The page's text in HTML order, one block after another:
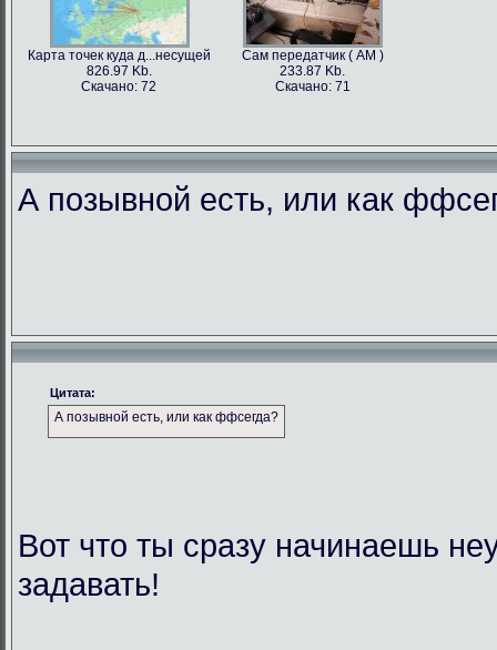
Карта точек куда д...несущей
826.97 Kb.
Скачано: 72
Сам передатчик ( АМ )
233.87 Kb.
Скачано: 71
А позывной есть, или как
Цитата:
А позывной есть, или как ффсегда?
Вот что ты сразу начинаешь
задавать!